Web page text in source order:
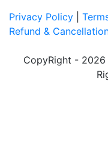
Privacy Policy
Refund &
CopyRight - 2026